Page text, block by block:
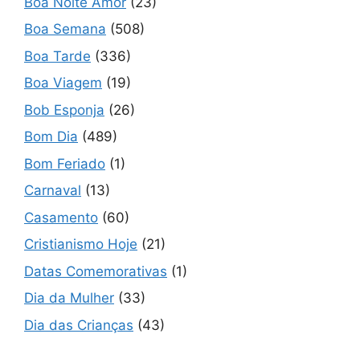
Boa Semana (508)
Boa Tarde (336)
Boa Viagem (19)
Bob Esponja (26)
Bom Dia (489)
Bom Feriado (1)
Carnaval (13)
Casamento (60)
Cristianismo Hoje (21)
Datas Comemorativas (1)
Dia da Mulher (33)
Dia das Crianças (43)